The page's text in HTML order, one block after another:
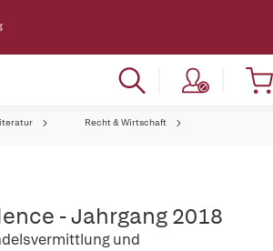
Recht & Wirtschaft
- Jahrgang 2018
und